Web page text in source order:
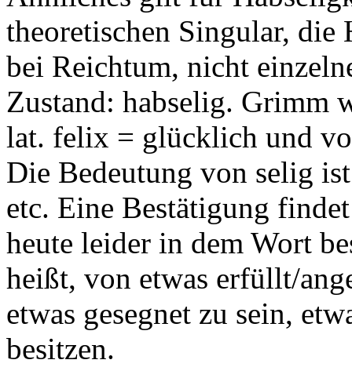
theoretischen Singular,
bei Reichtum, nicht
Zustand: habselig. Grimm
lat. felix = glücklich und
Die Bedeutung von selig
etc. Eine Bestätigung
heute leider in dem Wort
heißt, von etwas erfüllt/
etwas gesegnet zu sein,
besitzen.